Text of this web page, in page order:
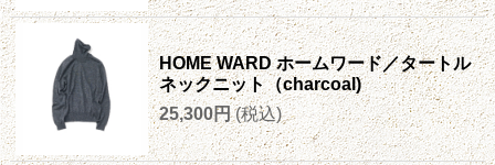
HOME WARD ホームワード／タートル
ネックニット（charcoal)
25,300円 (税込)